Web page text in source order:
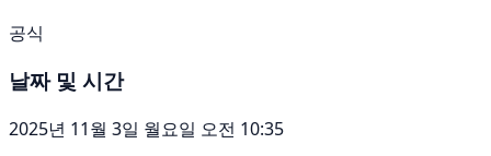
공식
날짜 및 시간
2025년 11월 3일 월요일 오전 10:35